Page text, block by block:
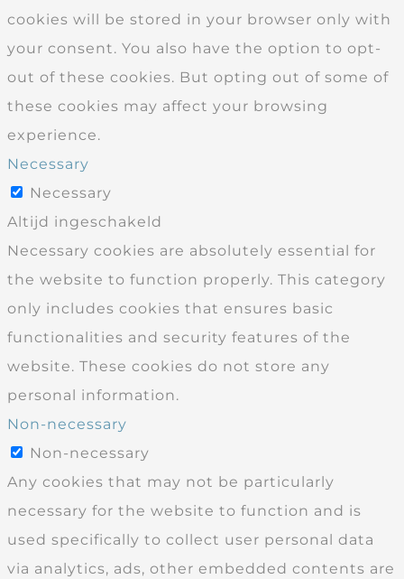
cookies will be stored in your browser only with
your consent. You also have the option to opt-
out of these cookies. But opting out of some of
these cookies may affect your browsing
experience.
Necessary
Necessary
Altijd ingeschakeld
Necessary cookies are absolutely essential for
the website to function properly. This category
only includes cookies that ensures basic
functionalities and security features of the
website. These cookies do not store any
personal information.
Non-necessary
Non-necessary
Any cookies that may not be particularly
necessary for the website to function and is
used specifically to collect user personal data
via analytics, ads, other embedded contents are